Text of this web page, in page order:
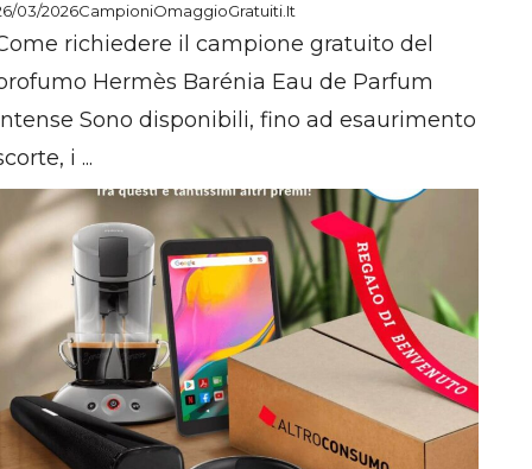
03/2026CampioniOmaggioGratuiti.it
richiedere il campione gratuito del
Hermès Barénia Eau de Parfum
Sono disponibili, fino ad esaurimento
i ...